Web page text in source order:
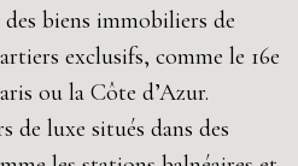
biens immobiliers de
exclusifs, comme le 16e
ou la Côte d’Azur.
de luxe situés dans des